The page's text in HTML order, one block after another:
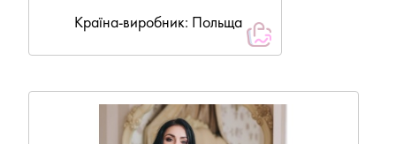
Країна-виробник: Польща